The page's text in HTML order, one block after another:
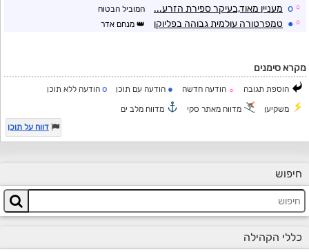
☼
o מעניין מאוד,בעיקר ספירת הזרע... המוביל הבטוח
☼
● טמפרטורה עולמית גבוהה בפליוקן מנחם אדר
מקרא סימנים
הוספת תגובה ☼ הודעה חדשה ● הודעה עם תוכן o הודעה ללא תוכן
משקיען מדווח מאתר סקי
מדווח מלב ים
דווח על תוכן
חיפוש
כללי הקהילה